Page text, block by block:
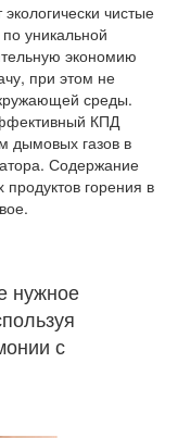
чистые
уникальной
экономию
при этом не
среды.
КПД
дымовых газов в
Содержание
продуктов горения в
нужное
с